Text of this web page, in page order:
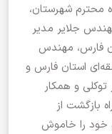
محترم شهرستان،
جلایر مدیر
فارس، مهندس
استان فارس و
و همکار
بازگشت از
خود را خاموش